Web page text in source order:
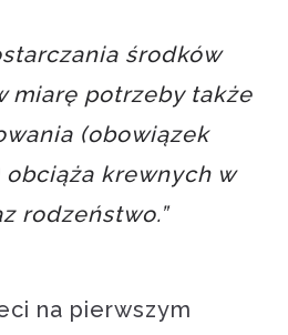
środków
miarę potrzeby także
(obowiązek
krewnych w
rodzeństwo.”
na pierwszym